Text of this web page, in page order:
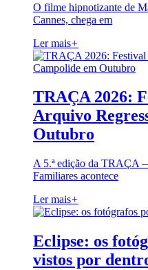
O filme hipnotizante de
Cannes, chega em
Ler mais+
TRAÇA 2026:
Arquivo
Outubro
A 5.ª edição da TRAÇA
Familiares acontece
Ler mais+
Eclipse: os
vistos por